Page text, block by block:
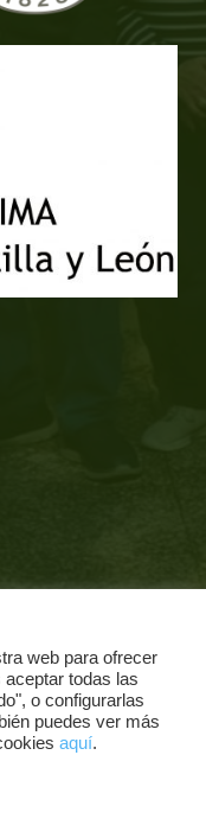
web para ofrecer
todas las
o configurarlas
puedes ver más
aquí.